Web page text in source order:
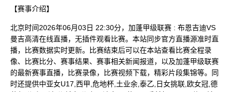
【赛事介绍】
北京时间2026年06月03日 22:30分，加蓬甲级联赛 : 布恩吉迪VS
曼吉高清在线直播，无插件观看比赛。本站同步官方直播源准时直
播，比赛数据实时更新。比赛结束后可以在本站查看比赛全程录
像、比赛比分、赛事结果、赛事相关新闻报道，以及加蓬甲级联赛
的最新赛事直播，比赛录像，比赛视频下载，精彩片段集锦等。同
时还提供中亚女U17,西甲,危地杯,土业余,泰乙,日女挑联,欧女冠,德